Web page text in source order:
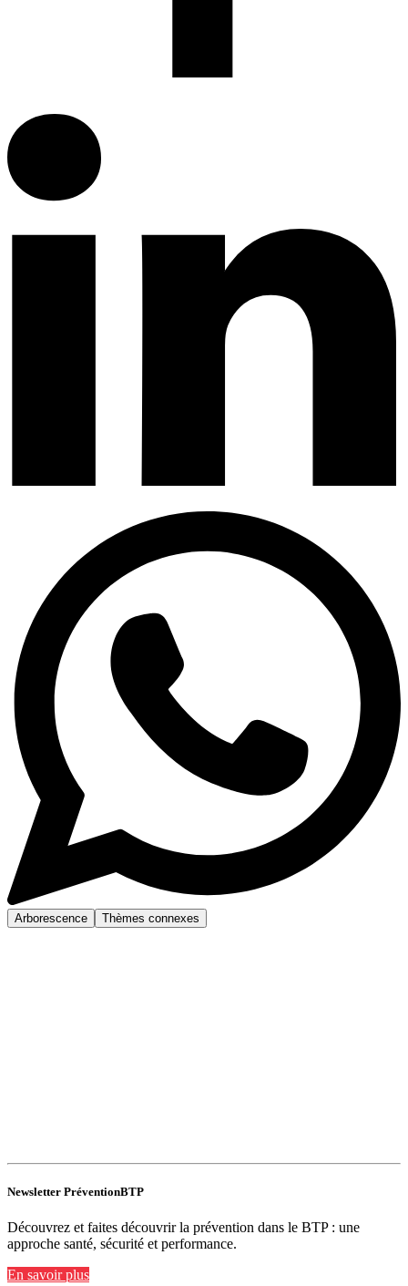
Arborescence Thèmes connexes
Newsletter PréventionBTP
Découvrez et faites découvrir la prévention dans le BTP : une
approche santé, sécurité et performance.
En savoir plus